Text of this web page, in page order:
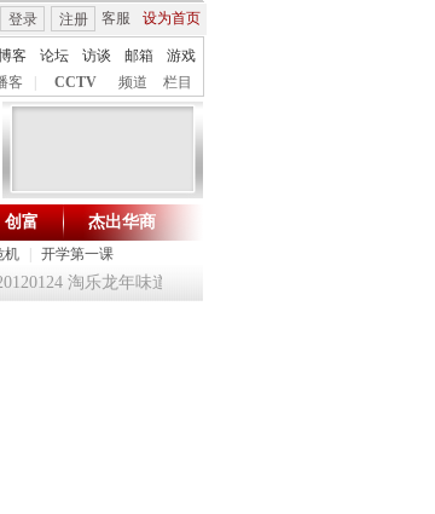
客服 设为首页
登录 注册
客 论坛 访谈 邮箱
游戏
客 CCTV 频道 栏目
财智生活 一键通达
机 开学第一课
创富 杰出华商
淘乐龙年味道——鱼跃迎龙合家欢